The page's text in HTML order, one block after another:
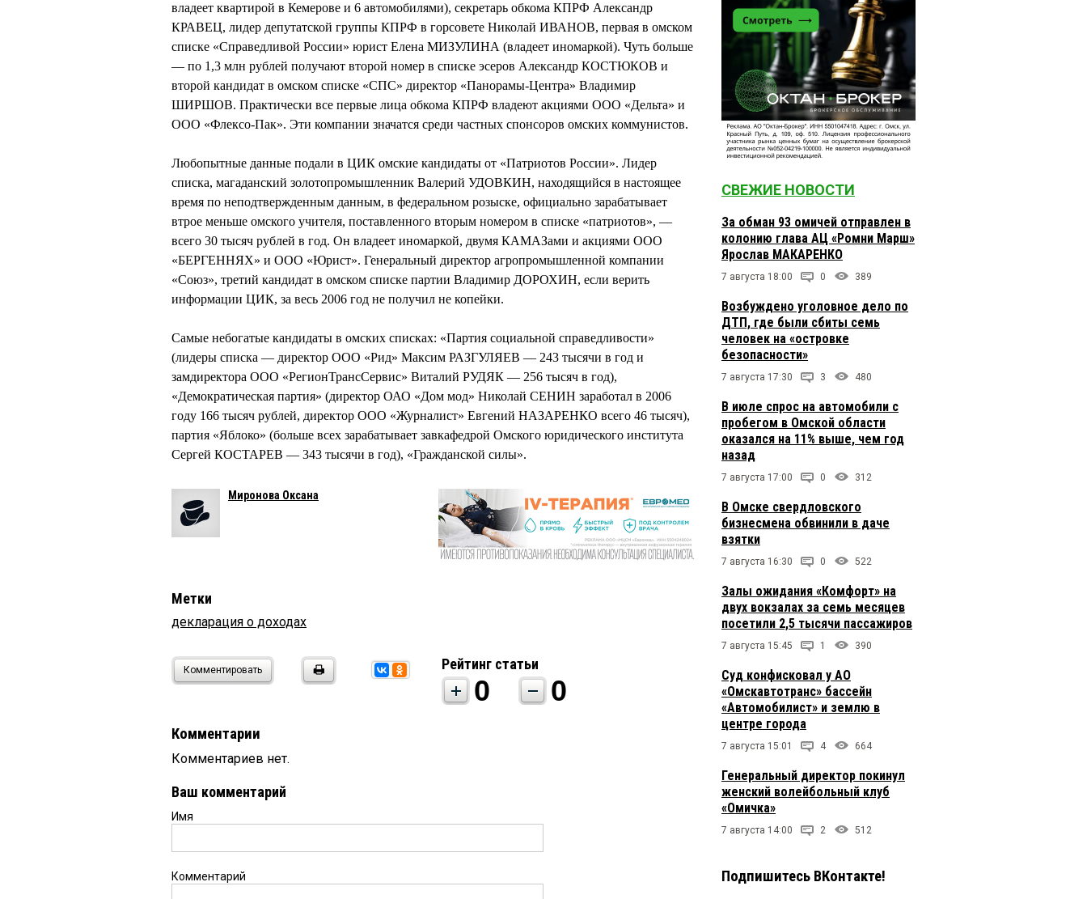
владеет квартирой в Кемерове и 6 автомобилями), секретарь обкома КПРФ Александр
КРАВЕЦ, лидер депутатской группы КПРФ в горсовете Николай ИВАНОВ, первая в омском
списке «Справедливой России» юрист Елена МИЗУЛИНА (владеет иномаркой). Чуть больше
— по 1,3 млн рублей получают второй номер в списке эсеров Александр КОСТЮКОВ и
второй кандидат в омском списке «СПС» директор «Панорамы-Центра» Владимир
ШИРШОВ. Практически все первые лица обкома КПРФ владеют акциями ООО «Дельта» и
ООО «Флексо-Пак». Эти компании значатся среди частных спонсоров омских коммунистов.
Любопытные данные подали в ЦИК омские кандидаты от «Патриотов России». Лидер
списка, магаданский золотопромышленник Валерий УДОВКИН, находящийся в настоящее
время по неподтвержденным данным, в федеральном розыске, официально зарабатывает
втрое меньше омского учителя, поставленного вторым номером в списке «патриотов», —
всего 30 тысяч рублей в год. Он владеет иномаркой, двумя КАМАЗами и акциями ООО
«БЕРГЕННЯХ» и ООО «Юрист». Генеральный директор агропромышленной компании
«Союз», третий кандидат в омском списке партии Владимир ДОРОХИН, если верить
информации ЦИК, за весь 2006 год не получил не копейки.
Самые небогатые кандидаты в омских списках: «Партия социальной справедливости»
(лидеры списка — директор ООО «Рид» Максим РАЗГУЛЯЕВ — 243 тысячи в год и
замдиректора ООО «РегионТрансСервис» Виталий РУДЯК — 256 тысяч в год),
«Демократическая партия» (директор ОАО «Дом мод» Николай СЕНИН заработал в 2006
году 166 тысяч рублей, директор ООО «Журналист» Евгений НАЗАРЕНКО всего 46 тысяч),
партия «Яблоко» (больше всех зарабатывает завкафедрой Омского юридического института
Сергей КОСТАРЕВ — 343 тысячи в год), «Гражданской силы».
Миронова Оксана
Метки
декларация о доходах
Комментировать Рейтинг статьи
0 0
Комментарии
Комментариев нет.
Ваш комментарий
Имя
Комментарий
СВЕЖИЕ НОВОСТИ
За обман 93 омичей отправлен в
колонию глава АЦ «Ромни Марш»
Ярослав МАКАРЕНКО
7 августа 18:00 0 389
Возбуждено уголовное дело по
ДТП, где были сбиты семь
человек на «островке
безопасности»
7 августа 17:30 3 480
В июле спрос на автомобили с
пробегом в Омской области
оказался на 11% выше, чем год
назад
7 августа 17:00 0 312
В Омске свердловского
бизнесмена обвинили в даче
взятки
7 августа 16:30 0 522
Залы ожидания «Комфорт» на
двух вокзалах за семь месяцев
посетили 2,5 тысячи пассажиров
7 августа 15:45 1 390
Суд конфисковал у АО
«Омскавтотранс» бассейн
«Автомобилист» и землю в
центре города
7 августа 15:01 4 664
Генеральный директор покинул
женский волейбольный клуб
«Омичка»
7 августа 14:00 2 512
Подпишитесь ВКонтакте!